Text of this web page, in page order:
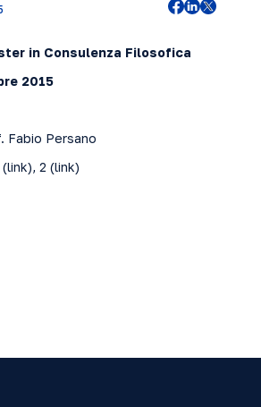
in Consulenza Filosofica
2015
Fabio Persano
(link), 2 (link)